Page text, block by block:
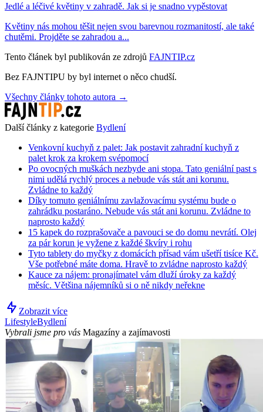
Jedlé a léčivé květiny v zahradě. Jak si je snadno vypěstovat
Květiny nás mohou těšit nejen svou barevnou rozmanitostí, ale také
chutěmi. Projděte se zahradou a...
Tento článek byl publikován ze zdrojů FAJNTIP.cz
Bez FAJNTIPU by byl internet o něco chudší.
Všechny články tohoto autora →
Další články z kategorie Bydlení
Venkovní kuchyň z palet: Jak postavit zahradní kuchyň z
palet krok za krokem svépomocí
Po ovocných muškách nezbyde ani stopa. Tato geniální past s
nimi udělá rychlý proces a nebude vás stát ani korunu.
Zvládne to každý
Díky tomuto geniálnímu zavlažovacímu systému bude o
zahrádku postaráno. Nebude vás stát ani korunu. Zvládne to
naprosto každý
15 kapek do rozprašovače a pavouci se do domu nevrátí. Olej
za pár korun je vyžene z každé škvíry i rohu
Tyto tablety do myčky z domácích přísad vám ušetří tisíce Kč.
Vše potřebné máte doma. Hravě to zvládne naprosto každý
Kauce za nájem: pronajímatel vám dluží úroky za každý
měsíc. Většina nájemníků si o ně nikdy neřekne
Zobrazit více
LifestyleBydlení
Vybrali jsme pro vás Magazíny a zajímavosti